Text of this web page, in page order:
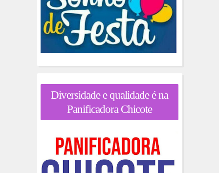
Diversidade e qualidade é na
Panificadora Chicote